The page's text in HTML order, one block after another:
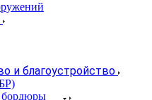
и благоустройство
бордюры